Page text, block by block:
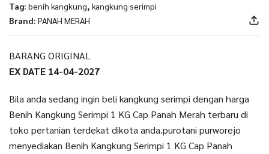
Tag: benih kangkung, kangkung serimpi
Brand: PANAH MERAH
BARANG ORIGINAL
EX DATE 14-04-2027
Bila anda sedang ingin beli kangkung serimpi dengan harga
Benih Kangkung Serimpi 1 KG Cap Panah Merah terbaru di
toko pertanian terdekat dikota anda.purotani purworejo
menyediakan Benih Kangkung Serimpi 1 KG Cap Panah